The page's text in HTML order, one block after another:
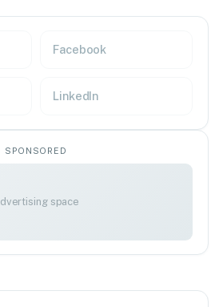
Facebook
LinkedIn
SPONSORED
space